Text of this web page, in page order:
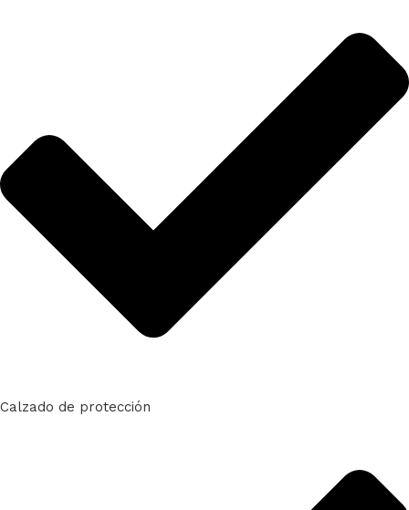
Calzado de protección